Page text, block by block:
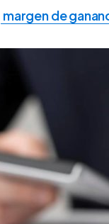
margen de